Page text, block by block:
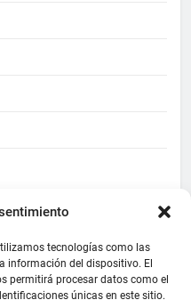
tecnologías como las
información del dispositivo. El
permitirá procesar datos como el
únicas en este sitio.
Política De CookiesAviso Legal